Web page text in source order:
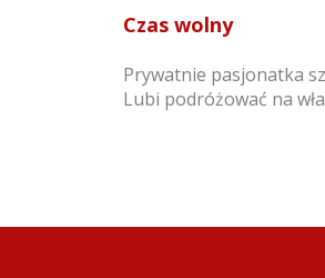
Czas wolny
Prywatnie pasjonatka
Lubi podróżować na